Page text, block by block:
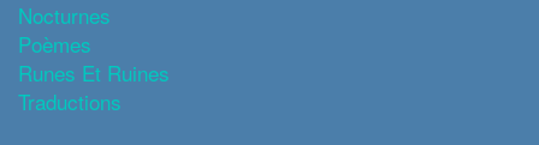
Nocturnes
Poèmes
Runes Et Ruines
Traductions